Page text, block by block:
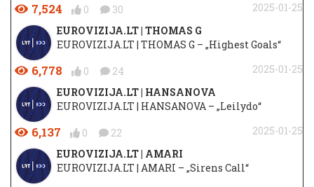
7,524 0 30
2025-01-25
EUROVIZIJA.LT | THOMAS G
EUROVIZIJA.LT | THOMAS G – „Highest Goals“
6,778 0 24
2025-01-25
EUROVIZIJA.LT | HANSANOVA
EUROVIZIJA.LT | HANSANOVA – „Leilydo“
6,137 0 22
2025-01-25
EUROVIZIJA.LT | AMARI
EUROVIZIJA.LT | AMARI – „Sirens Call“